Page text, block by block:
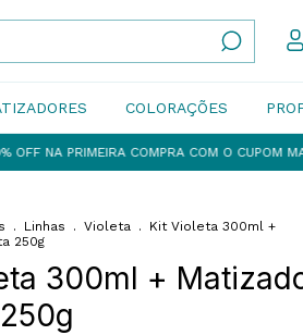
COLORAÇÕES
COMPRA COM O CUPOM MAIRIBEL10
. Linhas . Violeta .
Kit Violeta 300ml +
250g
300ml +